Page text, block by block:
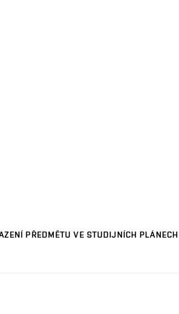
PŘEDMĚTU VE STUDIJNÍCH PLÁNECH